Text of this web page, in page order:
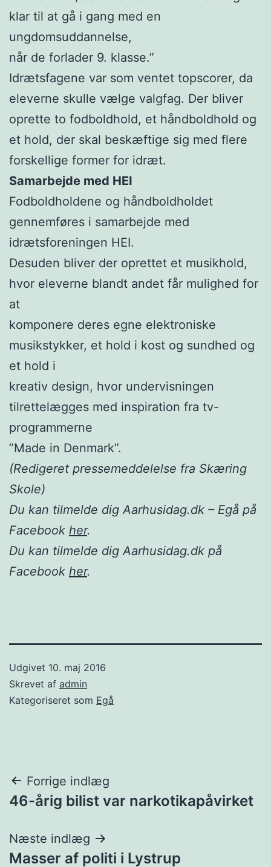
klar til at gå i gang med en
ungdomsuddannelse,
når de forlader 9. klasse.”
Idrætsfagene var som ventet topscorer, da
eleverne skulle vælge valgfag. Der bliver
oprette to fodboldhold, et håndboldhold og
et hold, der skal beskæftige sig med flere
forskellige former for idræt.
Samarbejde med HEI
Fodboldholdene og håndboldholdet
gennemføres i samarbejde med
idrætsforeningen HEI.
Desuden bliver der oprettet et musikhold,
hvor eleverne blandt andet får mulighed for
at
komponere deres egne elektroniske
musikstykker, et hold i kost og sundhed og
et hold i
kreativ design, hvor undervisningen
tilrettelægges med inspiration fra tv-
programmerne
”Made in Denmark”.
(Redigeret pressemeddelelse fra Skæring
Skole)
Du kan tilmelde dig Aarhusidag.dk – Egå på
Facebook her.
Du kan tilmelde dig Aarhusidag.dk på
Facebook her.
Udgivet 10. maj 2016
Skrevet af admin
Kategoriseret som Egå
Indlægsnavigation
Forrige indlæg
46-årig bilist var narkotikapåvirket
Næste indlæg
Masser af politi i Lystrup